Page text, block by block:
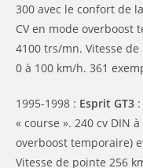
300 avec le confort de
CV en mode overboost
4100 trs/mn. Vitesse
0 à 100 km/h. 361
1995-1998 : Esprit GT3
« course ». 240 cv DIN
overboost temporaire)
Vitesse de pointe 256